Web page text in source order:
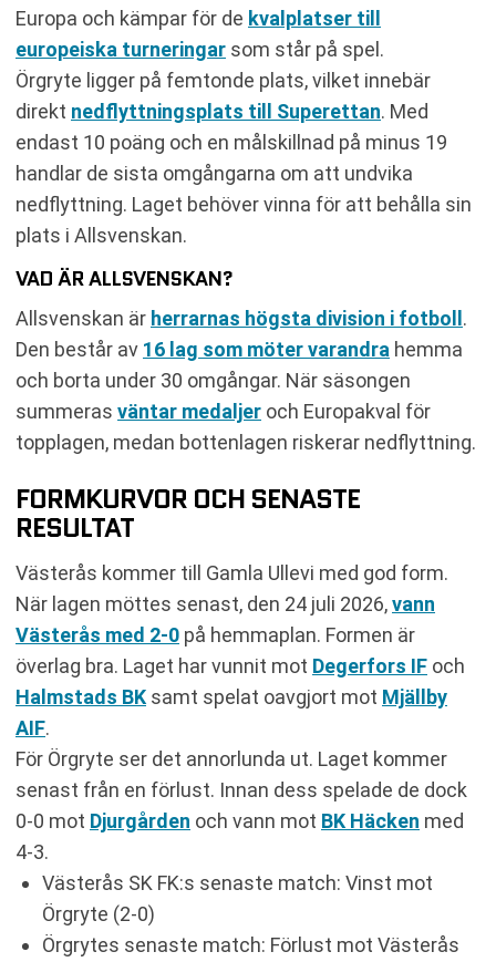
Europa och kämpar för de kvalplatser till
europeiska turneringar som står på spel.
Örgryte ligger på femtonde plats, vilket innebär
direkt nedflyttningsplats till Superettan. Med
endast 10 poäng och en målskillnad på minus 19
handlar de sista omgångarna om att undvika
nedflyttning. Laget behöver vinna för att behålla sin
plats i Allsvenskan.
VAD ÄR ALLSVENSKAN?
Allsvenskan är herrarnas högsta division i fotboll.
Den består av 16 lag som möter varandra hemma
och borta under 30 omgångar. När säsongen
summeras väntar medaljer och Europakval för
topplagen, medan bottenlagen riskerar nedflyttning.
FORMKURVOR OCH SENASTE
RESULTAT
Västerås kommer till Gamla Ullevi med god form.
När lagen möttes senast, den 24 juli 2026,vann
Västerås med 2-0 på hemmaplan. Formen är
överlag bra. Laget har vunnit mot Degerfors IF och
Halmstads BK samt spelat oavgjort mot Mjällby
AIF.
För Örgryte ser det annorlunda ut. Laget kommer
senast från en förlust. Innan dess spelade de dock
0-0 mot Djurgården och vann mot BK Häcken med
4-3.
Västerås SK FK:s senaste match: Vinst mot
Örgryte (2-0)
Örgrytes senaste match: Förlust mot Västerås